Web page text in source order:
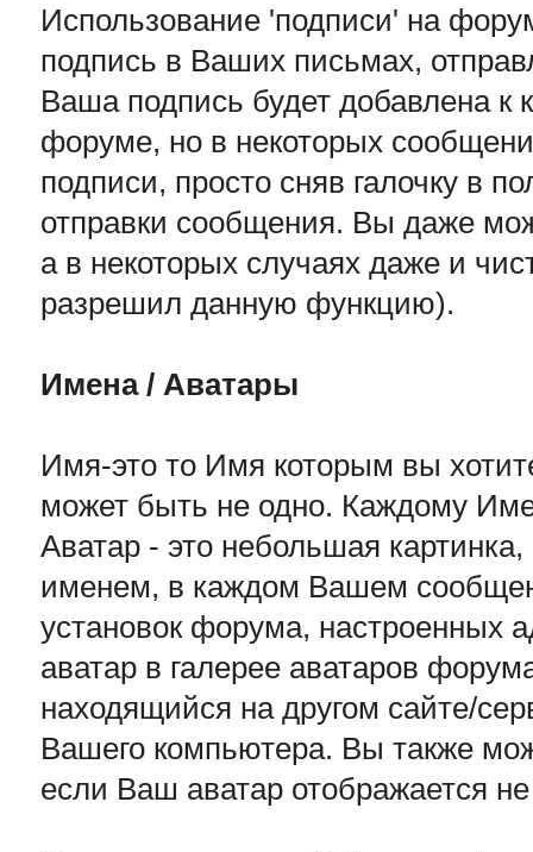
Использование 'подписи' на
подпись в Ваших письмах,
Ваша подпись будет добавлена к
форуме, но в некоторых
подписи, просто сняв галочку в
отправки сообщения. Вы даже
а в некоторых случаях даже и
разрешил данную функцию).
Имена / Аватары
Имя-это то Имя которым вы
может быть не одно. Каждому
Аватар - это небольшая
именем, в каждом Вашем
установок форума, настроенных
аватар в галерее аватаров
находящийся на другом сайте/
Вашего компьютера. Вы также
если Ваш аватар отображается